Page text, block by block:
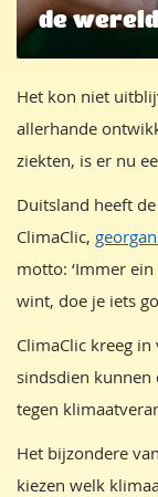
de
Het kon niet
allerhande
ziekten, is er nu
Duitsland heeft
ClimaClic,
motto: ‘Immer
wint, doe je iets
ClimaClic kreeg
sindsdien kunnen
tegen
Het bijzondere
kiezen welk